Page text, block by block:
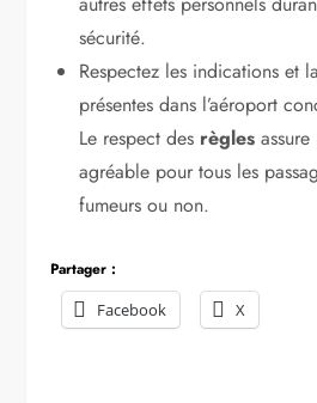
sécurité.
Respectez les indications et
présentes dans l’aéroport
Le respect des règles
agréable pour tous les
fumeurs ou non.
Partager :
Facebook
X